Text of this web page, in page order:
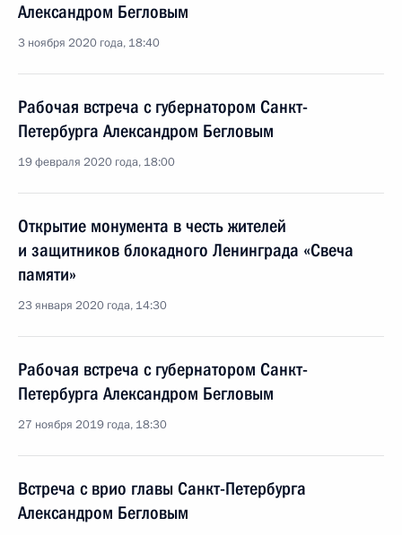
Александром Бегловым
3 ноября 2020 года, 18:40
Рабочая встреча с губернатором Санкт-
Петербурга Александром Бегловым
19 февраля 2020 года, 18:00
Открытие монумента в честь жителей
и защитников блокадного Ленинграда «Свеча
памяти»
23 января 2020 года, 14:30
Рабочая встреча с губернатором Санкт-
Петербурга Александром Бегловым
27 ноября 2019 года, 18:30
Встреча с врио главы Санкт-Петербурга
Александром Бегловым